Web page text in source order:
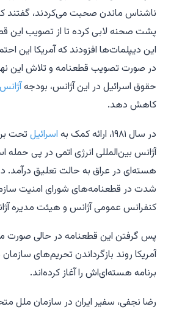
ناشناس ماندن صحبت می‌کردند، گفتند
پشت صحنه لابی کرده تا از تصویب این
این دیپلمات‌ها افزودند که آمریکا این
در صورت تصویب قطعنامه و تلاش این
حقوق اسرائیل در این آژانس، بودجه
کاهش دهد.
در سال ۱۹۸۱، ارائه کمک به
اسرائیل تحت
آژانس بین‌المللی انرژی اتمی در پی حمله
هسته‌ای در عراق به حالت تعلیق درآمد.
شدت در قطعنامه‌های شورای امنیت
کنفرانس عمومی آژانس و هیئت مدیره
پس گرفتن این قطعنامه در حالی صورت
آمریکا روند بازگرداندن تحریم‌های
برنامه هسته‌ای‌اش را آغاز کرده‌اند.
رضا نجفی، سفیر ایران در سازمان ملل